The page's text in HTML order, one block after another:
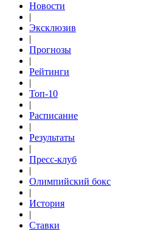
Новости
|
Эксклюзив
|
Прогнозы
|
Рейтинги
|
Топ-10
|
Расписание
|
Результаты
|
Пресс-клуб
|
Олимпийский бокс
|
История
|
Ставки